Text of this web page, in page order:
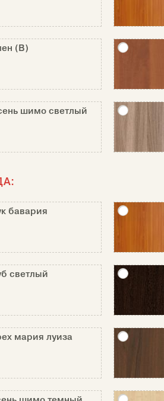
(В)
шимо светлый
бавария
светлый
мария луиза